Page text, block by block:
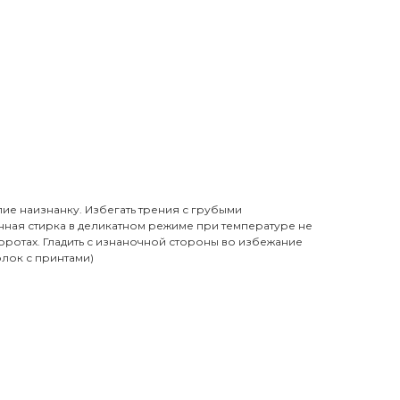
наизнанку. Избегать трения с грубыми
стирка в деликатном режиме при температуре не
Гладить с изнаночной стороны во избежание
с принтами)